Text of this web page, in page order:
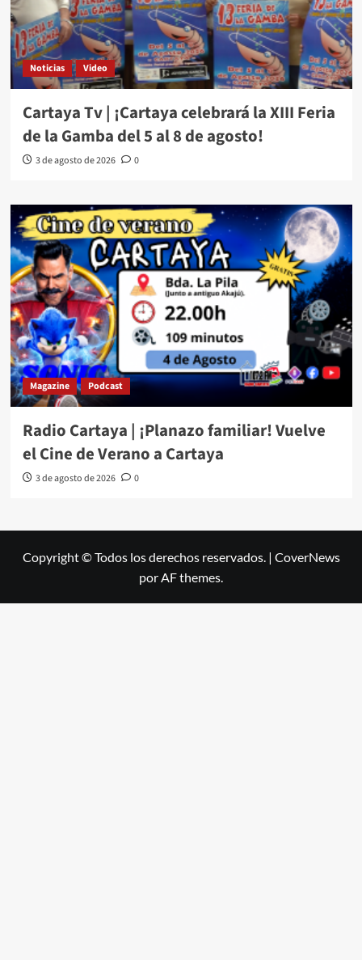
Noticias Video
Cartaya Tv | ¡Cartaya celebrará la XIII Feria
de la Gamba del 5 al 8 de agosto!
3 de agosto de 2026 0
Magazine Podcast
Radio Cartaya | ¡Planazo familiar! Vuelve
el Cine de Verano a Cartaya
3 de agosto de 2026 0
Copyright © Todos los derechos reservados. | CoverNews
por AF themes.